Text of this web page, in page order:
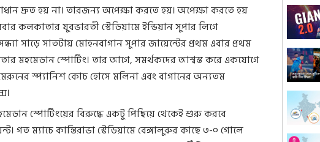
দ্রুত হয় না। তারজন্য অপেক্ষা করতে হয়। অপেক্ষা করতে হয়
কলকাতার যুবভারতী স্টেডিয়ামে ইন্ডিয়ান সুপার লিগে
সাড়ে সাতটায় মোহনবাগান সুপার জায়েন্টের প্রথম এবার প্রথম
মহমেডান স্পোর্টিং। তার আগে, সমর্থকদের আশ্বস্ত করে একযোগে
স্প্যানিশ কোচ হোসে মলিনা এবং বাগানের অন্যতম
স্পোর্টিংয়ের বিরুদ্ধে একটু পিছিয়ে থেকেই শুরু করবে
গত ম্যাচে কান্তিরাভা স্টেডিয়ামে বেঙ্গালুরুর কাছে ৩-০ গোলে